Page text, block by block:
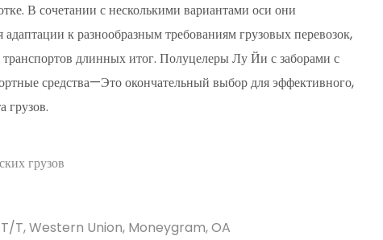
В сочетании с несколькими вариантами оси они
к разнообразным требованиям грузовых перевозок,
длинных итог. Полуцелеры Лу Йи с заборами с
средства—Это окончательный выбор для эффективного,
грузов.
грузов
T, Western Union, Moneygram, OA